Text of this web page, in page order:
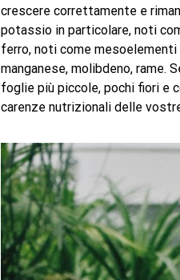
crescere correttamente e
potassio in particolare, noti
ferro, noti come mesoelementi
manganese, molibdeno, rame.
foglie più piccole, pochi fiori e
carenze nutrizionali delle